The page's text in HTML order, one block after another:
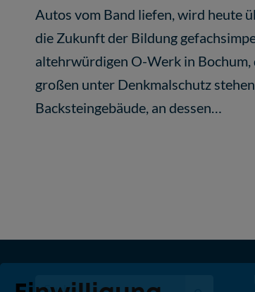
Autos vom Band liefen, wird heute
die Zukunft der Bildung
altehrwürdigen O-Werk in Bochum,
großen unter Denkmalschutz
Backsteingebäude, an dessen…